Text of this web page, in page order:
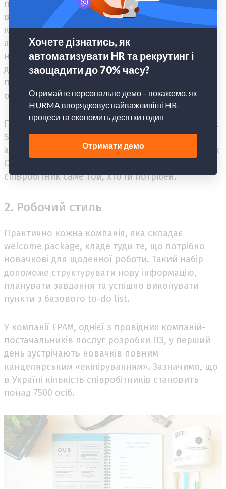
підписана керівником. Співробітнику важливо
відразу дізнатися про історію, цінності та цілі
компанії, за допомогою того ж welcome book
або відеоролика. У перший робочий день
новачкові важливо дати повну інформацію про
діяльність компанії, його місце в ній, а також
правила догляду/приходу на роботу, години
обіду, доступність чаю/кави та інші дрібниці.
Прикладом може стати welcome package у Smart
Solutions, провайдері HR-послуг та послуг
аутсорсингу бізнес-процесів в Україні та країнах
СНД. Компанія демонструє, що кожен новий
співробітник саме той, хто їй потрібен.
2. Робочий стиль
Практично кожна компанія, яка складає
welcome package, кладе туди те, що потрібно
новачкові для щоденної роботи. Такий набір
допоможе структурувати нову інформацію,
планувати завдання та успішно виконувати
пункти з базового to-do list.
У компанії EPAM, однієї з провідних компаній-
постачальників послуг розробки ПЗ, у перший
день зустрічають новачків повним
канцелярським «екіпіруванням». Зазначимо, що
в Україні кількість співробітників становить
понад 7500 осіб.